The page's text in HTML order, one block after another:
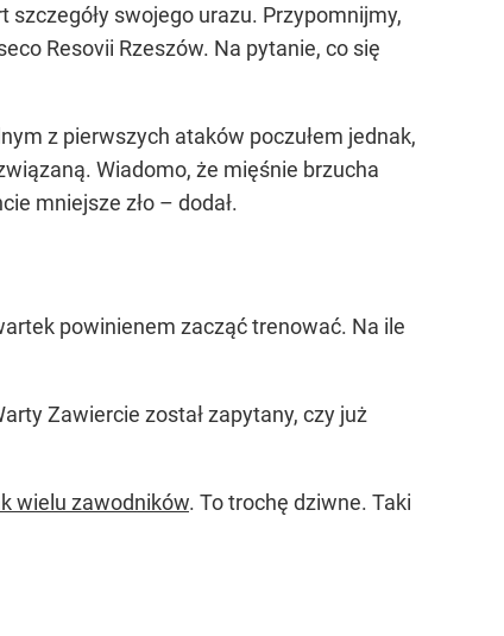
szczegóły swojego urazu. Przypomnijmy,
Resovii Rzeszów. Na pytanie, co się
z pierwszych ataków poczułem jednak,
Wiadomo, że mięśnie brzucha
mniejsze zło – dodał.
powinienem zacząć trenować. Na ile
Zawiercie został zapytany, czy już
wielu zawodników. To trochę dziwne. Taki